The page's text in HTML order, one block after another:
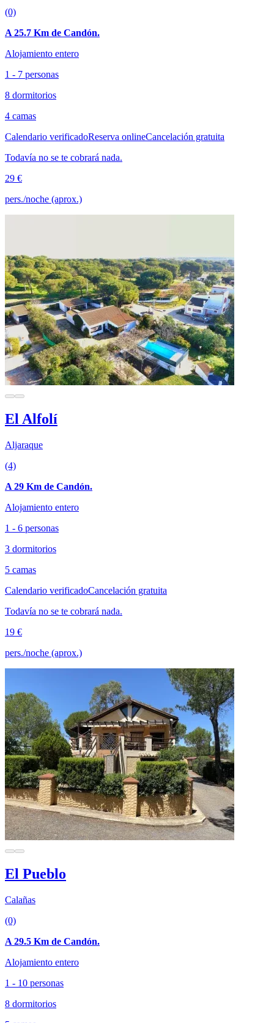
(0)
A 25.7 Km de Candón.
Alojamiento entero
1 - 7 personas
8 dormitorios
4 camas
Calendario verificadoReserva onlineCancelación gratuita
Todavía no se te cobrará nada.
29 €
pers./noche (aprox.)
El Alfolí
Aljaraque
(4)
A 29 Km de Candón.
Alojamiento entero
1 - 6 personas
3 dormitorios
5 camas
Calendario verificadoCancelación gratuita
Todavía no se te cobrará nada.
19 €
pers./noche (aprox.)
El Pueblo
Calañas
(0)
A 29.5 Km de Candón.
Alojamiento entero
1 - 10 personas
8 dormitorios